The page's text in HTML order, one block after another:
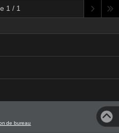
1 / 1
de bureau